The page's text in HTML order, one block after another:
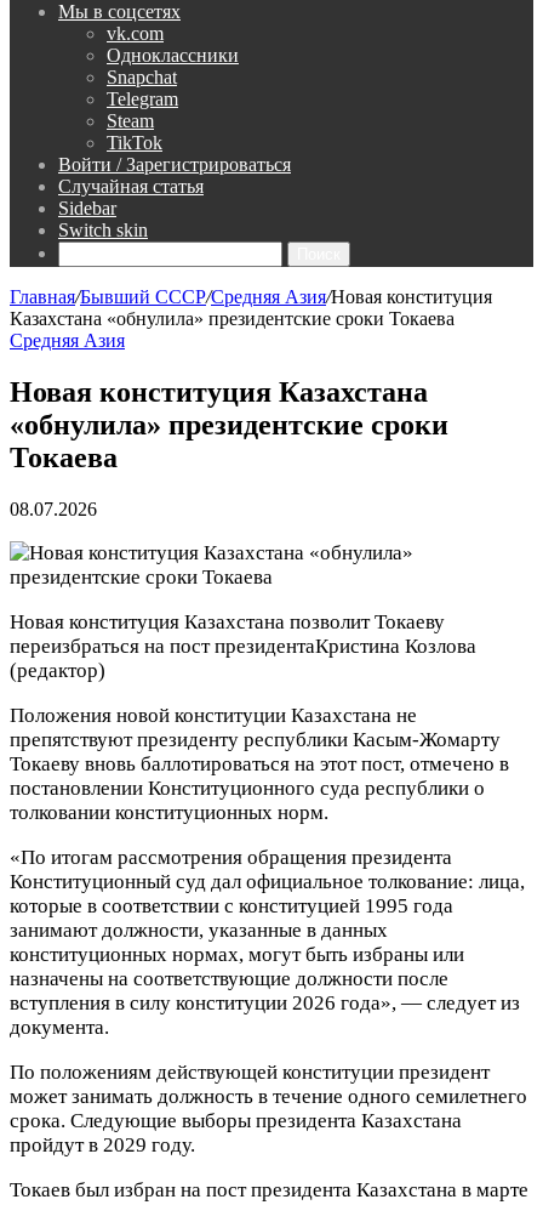
Мы в соцсетях
vk.com
Одноклассники
Snapchat
Telegram
Steam
TikTok
Войти / Зарегистрироваться
Случайная статья
Sidebar
Switch skin
Главная/Бывший СССР/Средняя Азия/Новая конституция
Казахстана «обнулила» президентские сроки Токаева
Средняя Азия
Новая конституция Казахстана
«обнулила» президентские сроки
Токаева
08.07.2026
Новая конституция Казахстана позволит Токаеву
переизбраться на пост президентаКристина Козлова
(редактор)
Положения новой конституции Казахстана не
препятствуют президенту республики Касым-Жомарту
Токаеву вновь баллотироваться на этот пост, отмечено в
постановлении Конституционного суда республики о
толковании конституционных норм.
«По итогам рассмотрения обращения президента
Конституционный суд дал официальное толкование: лица,
которые в соответствии с конституцией 1995 года
занимают должности, указанные в данных
конституционных нормах, могут быть избраны или
назначены на соответствующие должности после
вступления в силу конституции 2026 года», — следует из
документа.
По положениям действующей конституции президент
может занимать должность в течение одного семилетнего
срока. Следующие выборы президента Казахстана
пройдут в 2029 году.
Токаев был избран на пост президента Казахстана в марте